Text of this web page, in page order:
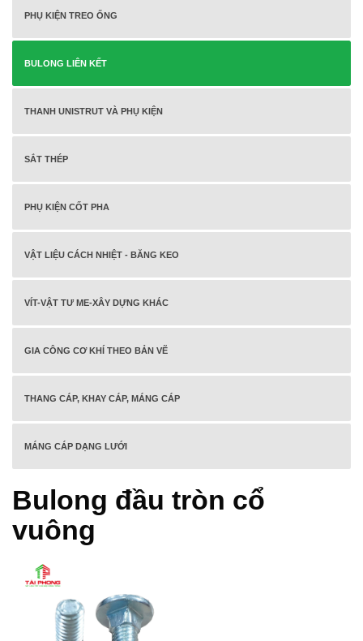
PHỤ KIỆN TREO ỐNG
BULONG LIÊN KẾT
THANH UNISTRUT VÀ PHỤ KIỆN
SẮT THÉP
PHỤ KIỆN CỐT PHA
VẬT LIỆU CÁCH NHIỆT - BĂNG KEO
VÍT-VẬT TƯ ME-XÂY DỰNG KHÁC
GIA CÔNG CƠ KHÍ THEO BẢN VẼ
THANG CÁP, KHAY CÁP, MÁNG CÁP
MÁNG CÁP DẠNG LƯỚI
Bulong đầu tròn cổ
vuông